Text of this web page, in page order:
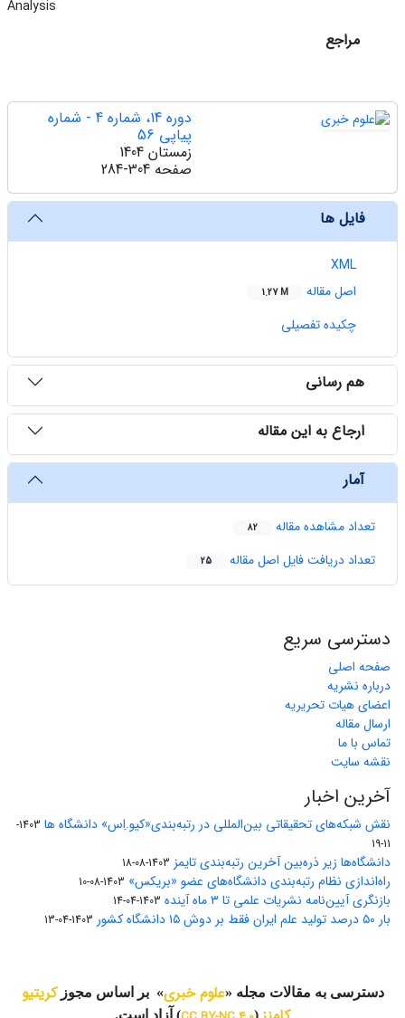
Analysis
مراجع
دوره 14، شماره 4 - شماره
پیاپی 56
زمستان 1404
صفحه 284-304
فایل ها
XML
اصل مقاله
1.27 M
چکیده تفصیلی
هم رسانی
ارجاع به این مقاله
آمار
تعداد مشاهده مقاله 82
تعداد دریافت فایل اصل مقاله 25
دسترسی سریع
صفحه اصلی
درباره نشریه
اعضای هیات تحریریه
ارسال مقاله
تماس با ما
نقشه سایت
آخرین اخبار
نقش شبکه‌های تحقیقاتی بین‌المللی در رتبه‌بندی«کیو.اِس» دانشگاه ها
1403-
11-19
دانشگاه‌ها زیر ذره‌بین آخرین رتبه‌بندی تایمز 1403-08-18
راه‌اندازی نظام رتبه‌بندی دانشگاه‌‌های عضو «بریکس» 1403-08-10
بازنگری آیین‌نامه نشریات علمی تا ۳ ماه آینده 1403-04-14
بار ۵۰ درصد تولید علم ایران فقط بر دوش ۱۵ دانشگاه کشور 1403-04-13
دسترسی به مقالات مجله «علوم خبری» بر اساس مجوزکریتیو